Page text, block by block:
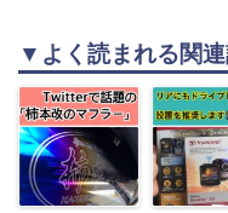
▼よく読まれる関